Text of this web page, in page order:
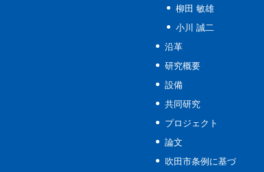
柳田 敏雄
小川 誠二
沿革
研究概要
設備
共同研究
プロジェクト
論文
吹田市条例に基づ